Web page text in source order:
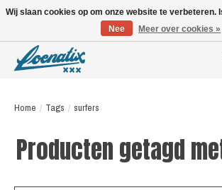
Home / Tags / surfers
Producten getagd
Wij slaan cookies op om onze website te verbeteren.
Nee
Meer over cookies »